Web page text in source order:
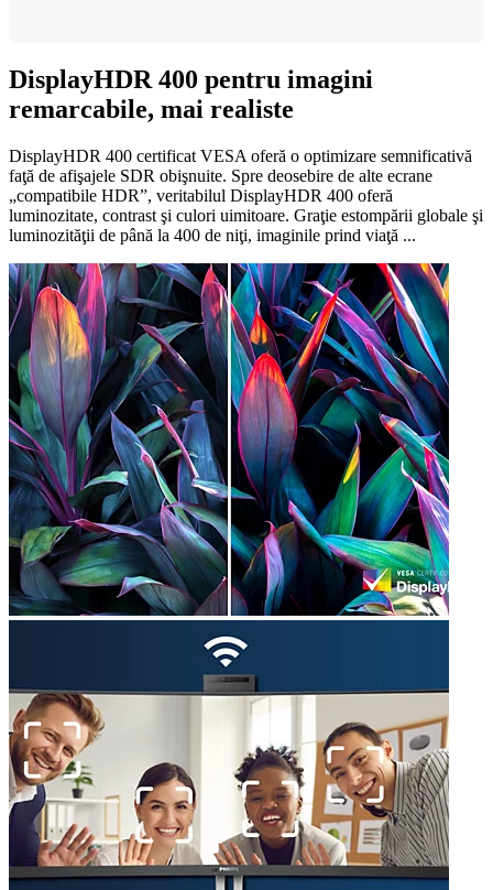
DisplayHDR 400 pentru imagini
remarcabile, mai realiste
DisplayHDR 400 certificat VESA oferă o optimizare semnificativă
faţă de afişajele SDR obişnuite. Spre deosebire de alte ecrane
„compatibile HDR”, veritabilul DisplayHDR 400 oferă
luminozitate, contrast şi culori uimitoare. Graţie estompării globale şi
luminozităţii de până la 400 de niţi, imaginile prind viaţă ...